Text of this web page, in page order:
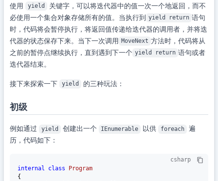
使用 yield
关键字，可以将迭代器中的值一次一个地返回，而不
必使用一个集合对象存储所有的值。当执行到 yield return 语句
时，代码将会暂停执行，将返回值传递给迭代器的调用者，并将迭
代器的状态保存下来。当下一次调用 MoveNext 方法时，代码将从
之前的暂停点继续执行，直到遇到下一个 yield return 语句或者
迭代器结束。
接下来探索一下 yield 的三种玩法：
初级
例如通过 yield 创建出一个 IEnumerable 以供 foreach
遍
历，代码如下：
csharp
internal
class
Program
{